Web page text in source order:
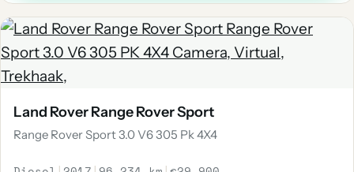
Land Rover Range Rover Sport
Range Rover Sport 3.0 V6 305 Pk 4X4